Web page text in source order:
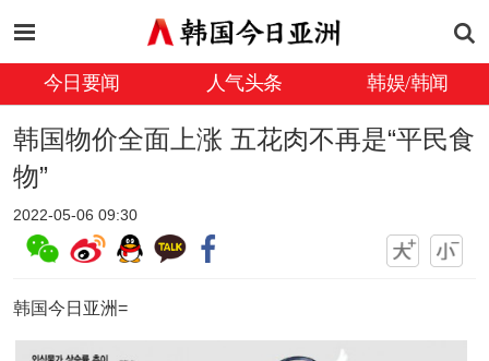
今日要闻 人气头条 韩娱/韩闻
韩国物价全面上涨 五花肉不再是“平民食
物”
2022-05-06 09:30
韩国今日亚洲=